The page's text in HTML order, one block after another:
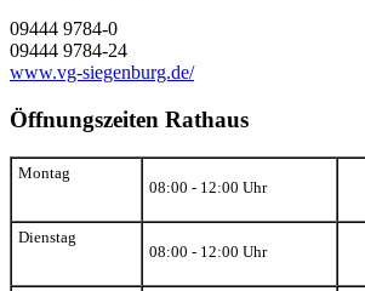
09444 9784-0
09444 9784-24
www.vg-siegenburg.de/
Öffnungszeiten Rathaus
Montag
08:00 - 12:00 Uhr
Dienstag
08:00 - 12:00 Uhr